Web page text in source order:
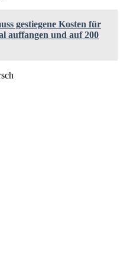
gestiegene Kosten für
auffangen und auf 200